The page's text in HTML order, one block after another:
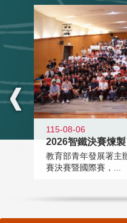
115-08-06
2026智鐵決賽煉
教育部青年發展署主
賽決賽暨國際賽，...